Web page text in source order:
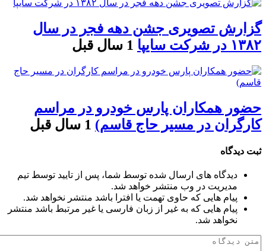
گزارش تصویری جشن دهه فجر در سال
۱۳۸۲ در شرکت سایپا
1 سال قبل
حضور همکاران پارس خودرو در مراسم
کارگران در مسیر حاج قاسم) 1 سال قبل
ثبت دیدگاه
دیدگاه های ارسال شده توسط شما، پس از تایید توسط تیم
مدیریت در وب منتشر خواهد شد.
پیام هایی که حاوی تهمت یا افترا باشد منتشر نخواهد شد.
پیام هایی که به غیر از زبان فارسی یا غیر مرتبط باشد منتشر
نخواهد شد.